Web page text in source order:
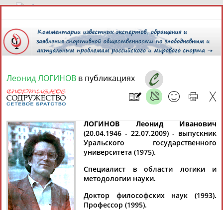
7 августа 2026 года,21:54
Найдено: 13181 Расширенный поиск
Аслаудин
АБАЕВ
Елена
АБАИМОВА
Мария
АБАКУМОВА
Юлия
АБАЛАКИНА
Леонид ЛОГИНОВ в публикациях
ЛОГИНОВ Леонид Иванович
(20.04.1946 - 22.07.2009) - выпускник
Уральского государственного
университета (1975).
Специалист в области логики и
методологии науки.
Доктор философских наук (1993).
Профессор (1995).